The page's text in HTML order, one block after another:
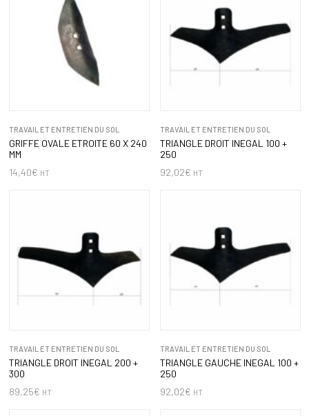
TRAVAIL ET ENTRETIEN DU SOL
GRIFFE OVALE ETROITE 60 X 240
MM
14,40€ HT
TRAVAIL ET ENTRETIEN DU SOL
TRIANGLE DROIT INEGAL 100 +
250
92,02€ HT
TRAVAIL ET ENTRETIEN DU SOL
TRIANGLE DROIT INEGAL 200 +
300
89,25€ HT
TRAVAIL ET ENTRETIEN DU SOL
TRIANGLE GAUCHE INEGAL 100 +
250
92,02€ HT